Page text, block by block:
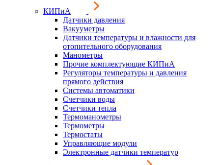
КИПиА
Датчики давления
Вакууметры
Датчики температуры и влажности для
отопительного оборудования
Манометры
Прочие комплектующие КИПиА
Регуляторы температуры и давления
прямого действия
Системы автоматики
Счетчики воды
Счетчики тепла
Термоманометры
Термометры
Термостаты
Управляющие модули
Электронные датчики температур